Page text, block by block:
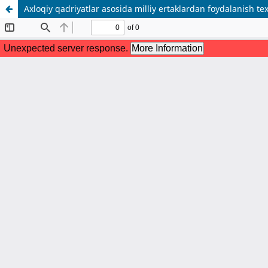
Axloqiy qadriyatlar asosida milliy ertaklardan foydalanish